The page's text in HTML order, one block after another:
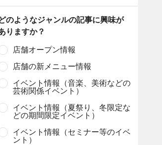
のようなジャンルの記事に興味が
りますか？
店舗オープン情報
店舗の新メニュー情報
イベント情報（音楽、美術などの
芸術関係イベント）
イベント情報（夏祭り、冬限定な
どの期間限定イベント）
イベント情報（セミナー等のイベ
ント）